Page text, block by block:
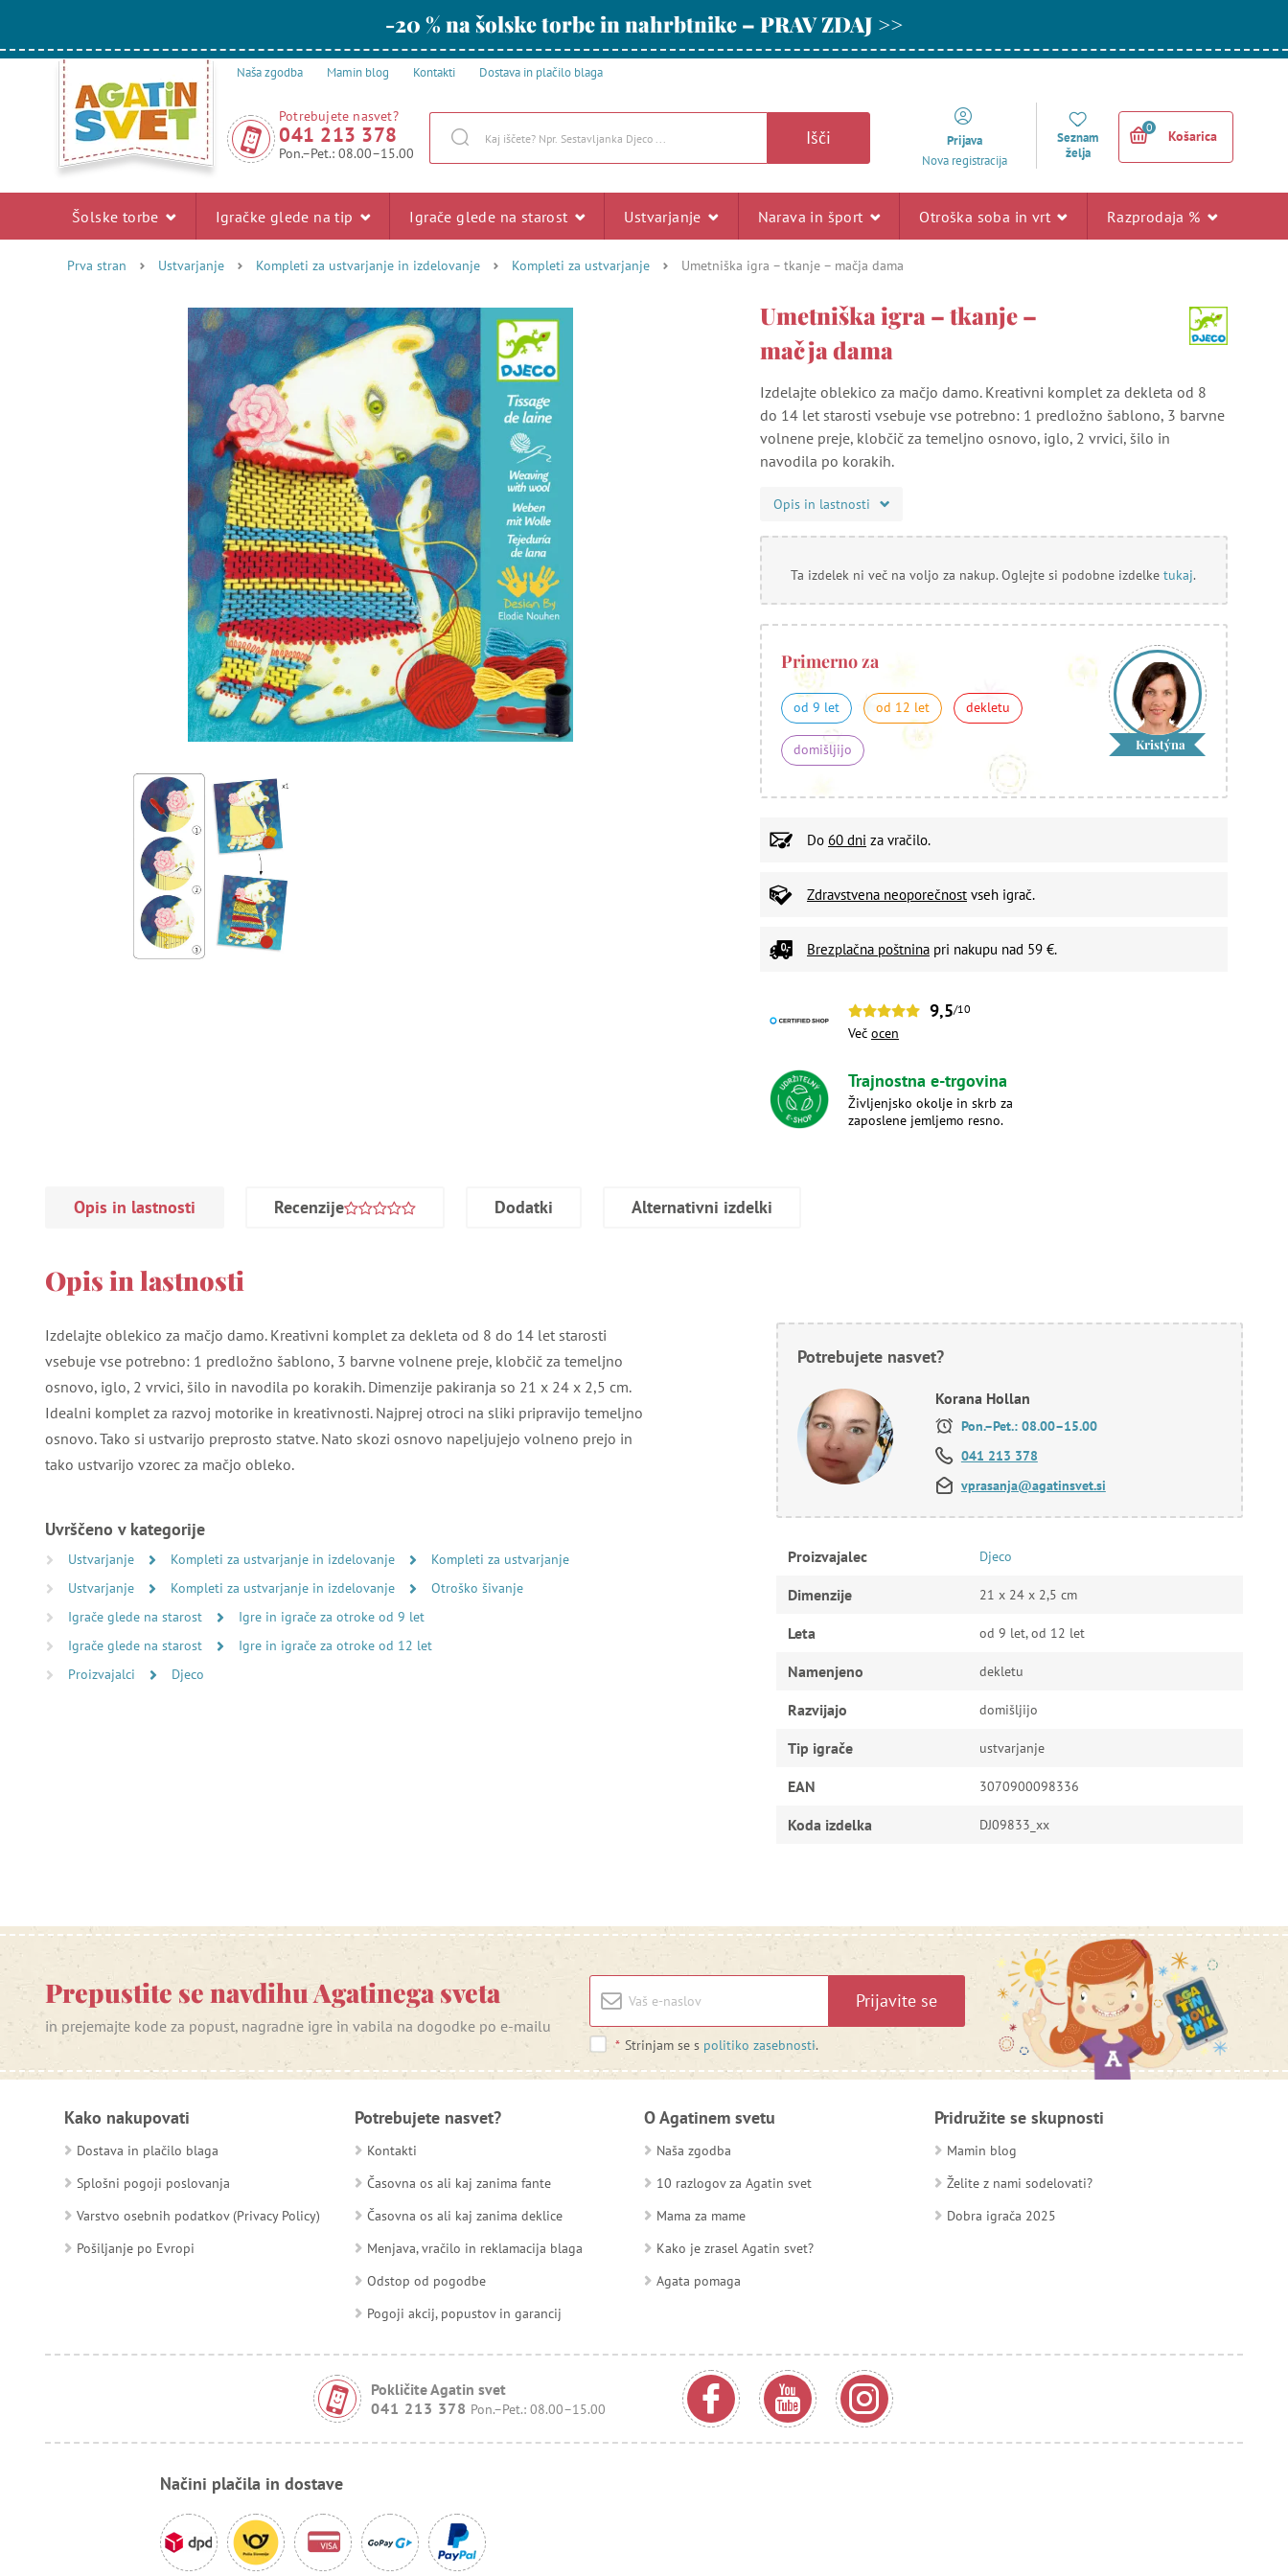
-20 % na šolske torbe in nahrbtnike – PRAV ZDAJ >>
Naša zgodba Mamin blog Kontakti Dostava in plačilo blaga
Potrebujete nasvet?
041 213 378
Pon.–Pet.: 08.00–15.00
Išči
Prijava
Nova registracija
Seznam
želja
0
Košarica
Šolske torbe Igračke glede na tip Igrače glede na starost Ustvarjanje Narava in šport Otroška soba in vrt Razprodaja %
Prva stran Ustvarjanje Kompleti za ustvarjanje in izdelovanje Kompleti za ustvarjanje Umetniška igra – tkanje – mačja dama
Umetniška igra – tkanje –
mačja dama
Izdelajte oblekico za mačjo damo. Kreativni komplet za dekleta od 8
do 14 let starosti vsebuje vse potrebno: 1 predložno šablono, 3 barvne
volnene preje, klobčič za temeljno osnovo, iglo, 2 vrvici, šilo in
navodila po korakih.
Opis in lastnosti
Ta izdelek ni več na voljo za nakup. Oglejte si podobne izdelke tukaj.
Primerno za
od 9 let od 12 let dekletu
domišljijo Kristýna
Do 60 dni za vračilo.
Zdravstvena neoporečnost vseh igrač.
Brezplačna poštnina pri nakupu nad 59 €.
9,5/10
Več ocen
Trajnostna e-trgovina
Življenjsko okolje in skrb za
zaposlene jemljemo resno.
Opis in lastnosti Recenzije Dodatki Alternativni izdelki
Opis in lastnosti
Izdelajte oblekico za mačjo damo. Kreativni komplet za dekleta od 8 do 14 let starosti
vsebuje vse potrebno: 1 predložno šablono, 3 barvne volnene preje, klobčič za temeljno
osnovo, iglo, 2 vrvici, šilo in navodila po korakih. Dimenzije pakiranja so 21 x 24 x 2,5 cm.
Idealni komplet za razvoj motorike in kreativnosti. Najprej otroci na sliki pripravijo temeljno
osnovo. Tako si ustvarijo preprosto statve. Nato skozi osnovo napeljujejo volneno prejo in
tako ustvarijo vzorec za mačjo obleko.
Uvrščeno v kategorije
Ustvarjanje Kompleti za ustvarjanje in izdelovanje
Kompleti za ustvarjanje
Ustvarjanje
Kompleti za ustvarjanje in izdelovanje
Otroško šivanje
Igrače glede na starost
Igre in igrače za otroke od 9 let
Igrače glede na starost
Igre in igrače za otroke od 12 let
Proizvajalci
Djeco
Potrebujete nasvet?
Korana Hollan
Pon.–Pet.: 08.00–15.00
041 213 378
vprasanja@agatinsvet.si
Proizvajalec Djeco
Dimenzije 21 x 24 x 2,5 cm
Leta od 9 let, od 12 let
Namenjeno dekletu
Razvijajo domišljijo
Tip igrače ustvarjanje
EAN 3070900098336
Koda izdelka DJ09833_xx
Prepustite se navdihu Agatinega sveta
in prejemajte kode za popust, nagradne igre in vabila na dogodke po e-mailu
Prijavite se
* Strinjam se s politiko zasebnosti.
Kako nakupovati
Dostava in plačilo blaga
Splošni pogoji poslovanja
Varstvo osebnih podatkov (Privacy Policy)
Pošiljanje po Evropi
Potrebujete nasvet?
Kontakti
Časovna os ali kaj zanima fante
Časovna os ali kaj zanima deklice
Menjava, vračilo in reklamacija blaga
Odstop od pogodbe
Pogoji akcij, popustov in garancij
O Agatinem svetu
Naša zgodba
10 razlogov za Agatin svet
Mama za mame
Kako je zrasel Agatin svet?
Agata pomaga
Pridružite se skupnosti
Mamin blog
Želite z nami sodelovati?
Dobra igrača 2025
Pokličite Agatin svet
041 213 378 Pon.–Pet.: 08.00–15.00
Načini plačila in dostave